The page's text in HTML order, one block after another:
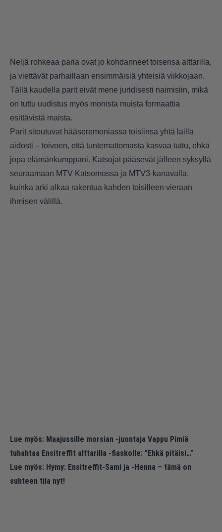
Neljä rohkeaa paria ovat jo kohdanneet toisensa alttarilla,
ja viettävät parhaillaan ensimmäisiä yhteisiä viikkojaan.
Tällä kaudella parit eivät mene juridisesti naimisiin, mikä
on tuttu uudistus myös monista muista formaattia
esittävistä maista.
Parit sitoutuvat hääseremoniassa toisiinsa yhtä lailla
aidosti – toivoen, että tuntemattomasta kasvaa tuttu, ehkä
jopa elämänkumppani. Katsojat pääsevät jälleen syksyllä
seuraamaan MTV Katsomossa ja MTV3-kanavalla,
kuinka arki alkaa rakentua kahden toisilleen vieraan
ihmisen välillä.
Lue myös: Maajussille morsian -juontaja Vappu Pimiä
tuhahtaa Ensitreffit alttarilla -fiaskolle: ”Ehkä pitäisi…”
Lue myös: Hymy: Ensitreffit-Sami ja -Henna – tämä on
suhteen tila nyt!